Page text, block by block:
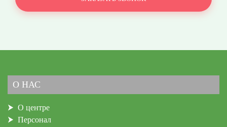
О НАС
О центре
Персонал